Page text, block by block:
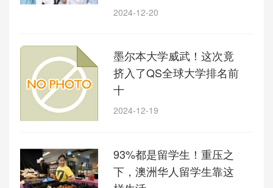
2024-12-20
墨尔本大学威武！这次竟
挤入了QS全球大学排名前
十
2024-12-19
93%都是留学生！重压之
下，澳洲华人留学生靠这